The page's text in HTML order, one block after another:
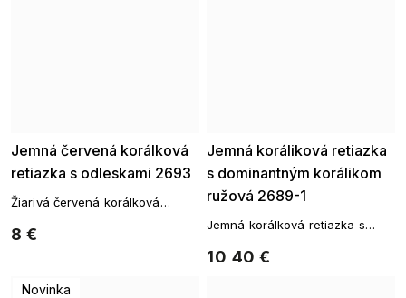
Jemná červená korálková
retiazka s odleskami 2693
8 €
Žiarivá červená korálková
Jemná koráliková retiazka
s dominantným korálikom
ružová 2689-1
10,40 €
Jemná korálková retiazka s
Novinka